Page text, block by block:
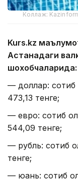
Коллаж:
Kurs.kz
Астанадаги
шохобчаларида:
— доллар:
473,13 тенге;
— евро: сотиб
544,09 тенге;
— рубль: сотиб
тенге;
— юань: сотиб